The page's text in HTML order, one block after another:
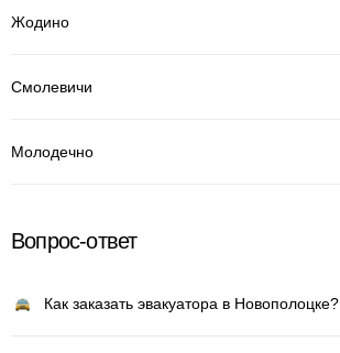
Жодино
Смолевичи
Молодечно
Вопрос-ответ
Как заказать эвакуатора в Новополоцке?